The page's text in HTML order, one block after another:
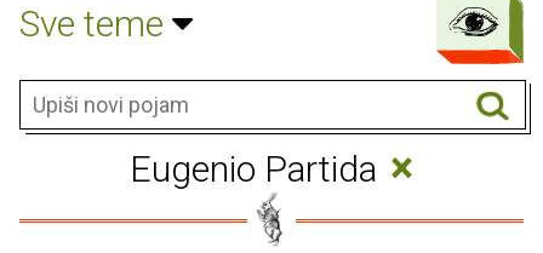
Sve teme
Eugenio Partida ×